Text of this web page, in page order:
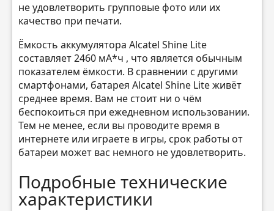
не удовлетворить групповые фото или их
качество при печати.
Ёмкость аккумулятора Alcatel Shine Lite
составляет 2460 мА*ч , что является обычным
показателем ёмкости. В сравнении с другими
смартфонами, батарея Alcatel Shine Lite живёт
среднее время. Вам не стоит ни о чём
беспокоиться при ежедневном использовании.
Тем не менее, если вы проводите время в
интернете или играете в игры, срок работы от
батареи может вас немного не удовлетворить.
Подробные технические
характеристики